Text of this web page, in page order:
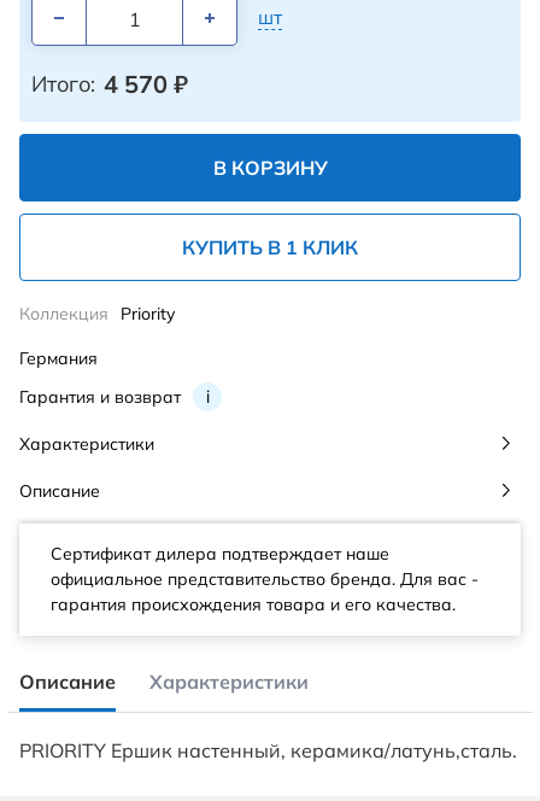
шт
Итого: 4 570 ₽
В КОРЗИНУ
КУПИТЬ В 1 КЛИК
Гарантия и возврат i
Коллекция Priority
Германия
Характеристики
Описание
Сертификат дилера подтверждает наше
официальное представительство бренда. Для вас -
гарантия происхождения товара и его качества.
Описание Характеристики
PRIORITY Ершик настенный, керамика/латунь,сталь.